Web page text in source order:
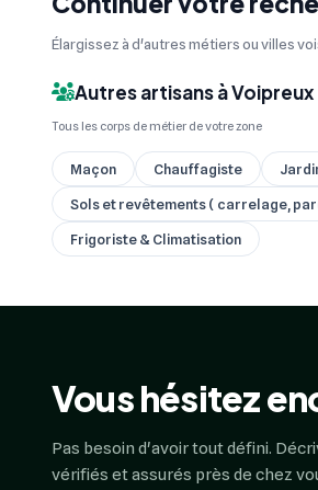
Élargissez à d'autres métiers ou villes
Autres artisans à Voipreux
Tous les corps de métier de votre zone
Maçon Chauffagiste
Sols et revêtements ( carrelage,
Frigoriste & Climatisation
Vous hésitez
Pas besoin d'avoir tout défini.
vérifiés et assurés près de chez